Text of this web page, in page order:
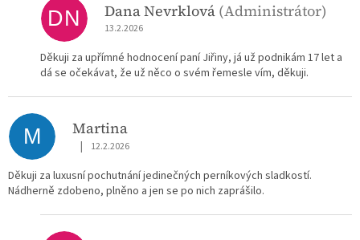
DN Dana Nevrklová (Administrátor)
13.2.2026
Děkuji za upřímné hodnocení paní Jiřiny, já už podnikám 17 let a
dá se očekávat, že už něco o svém řemesle vím, děkuji.
M Martina
Hodnocení obchodu je 5 z 5 hvězdiček.
| 12.2.2026
Děkuji za luxusní pochutnání jedinečných perníkových sladkostí.
Nádherně zdobeno, plněno a jen se po nich zaprášilo.